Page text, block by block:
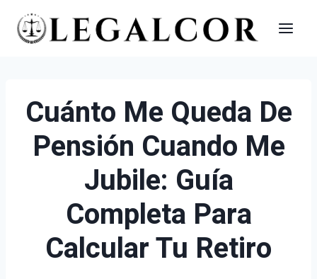
Saltar
Cuánto Me Queda De
Pensión Cuando Me
Jubile: Guía
Completa Para
Calcular Tu Retiro